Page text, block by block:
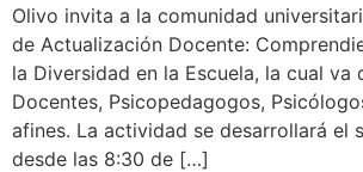
Olivo invita a la comunidad
de Actualización Docente:
la Diversidad en la Escuela, la cual va
Docentes, Psicopedagogos,
afines. La actividad se desarrollará el
desde las 8:30 de […]